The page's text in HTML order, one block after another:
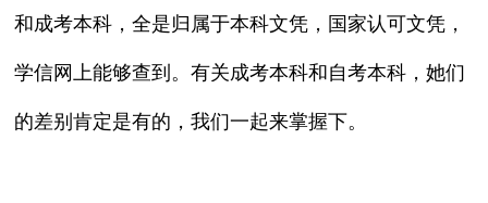
和成考本科，全是归属于本科文凭，国家认可文凭，
学信网上能够查到。有关成考本科和自考本科，她们
的差别肯定是有的，我们一起来掌握下。